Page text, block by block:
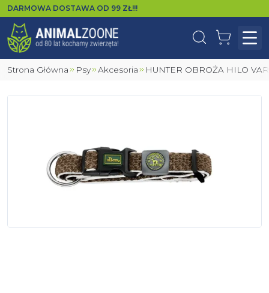
DARMOWA DOSTAWA OD 99 ZŁ!!!
WyszukajKoszyk
Strona Główna Psy Akcesoria HUNTER OBROŻA HILO